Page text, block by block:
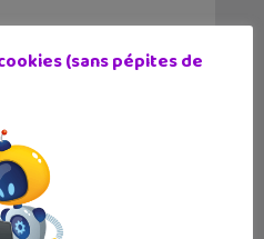
(sans pépites de